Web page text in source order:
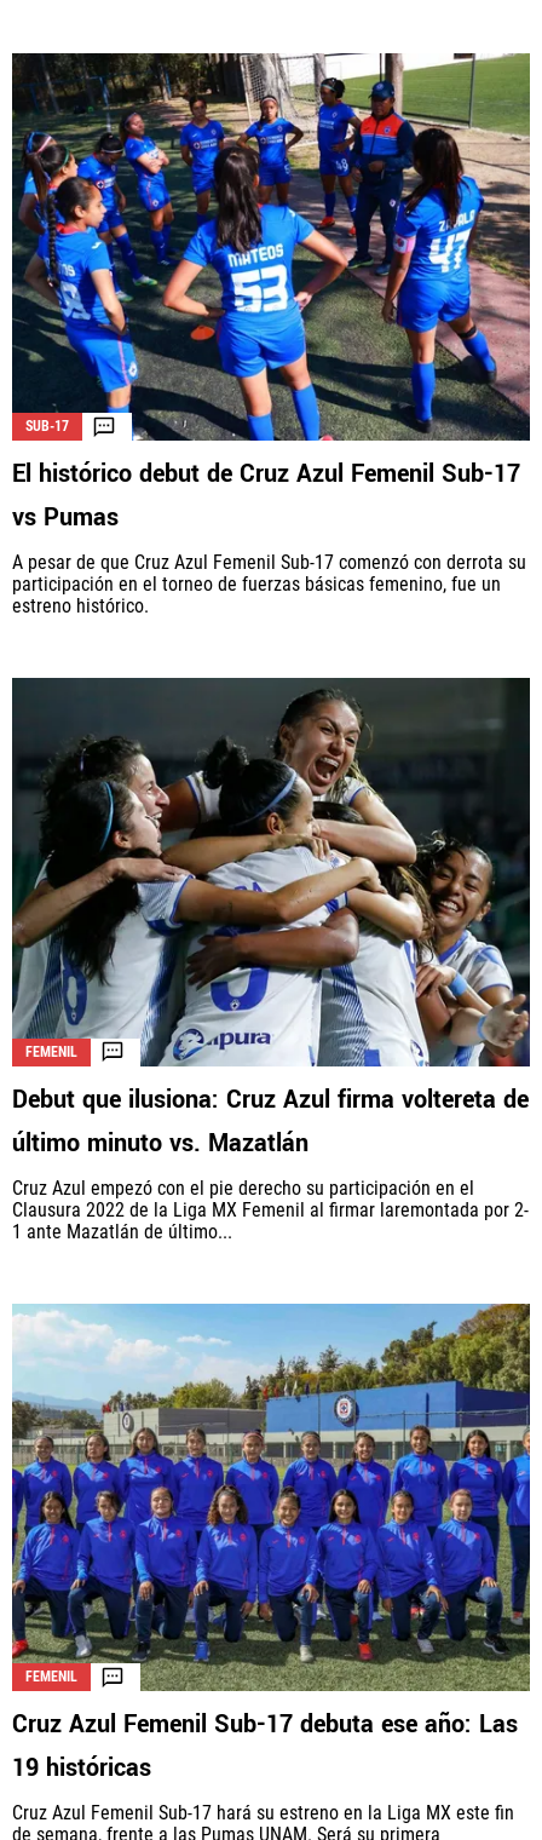
SUB-17
El histórico debut de Cruz Azul Femenil Sub-17
vs Pumas
A pesar de que Cruz Azul Femenil Sub-17 comenzó con derrota su
participación en el torneo de fuerzas básicas femenino, fue un
estreno histórico.
FEMENIL
Debut que ilusiona: Cruz Azul firma voltereta de
último minuto vs. Mazatlán
Cruz Azul empezó con el pie derecho su participación en el
Clausura 2022 de la Liga MX Femenil al firmar laremontada por 2-
1 ante Mazatlán de último...
FEMENIL
Cruz Azul Femenil Sub-17 debuta ese año: Las
19 históricas
Cruz Azul Femenil Sub-17 hará su estreno en la Liga MX este fin
de semana, frente a las Pumas UNAM. Será su primera